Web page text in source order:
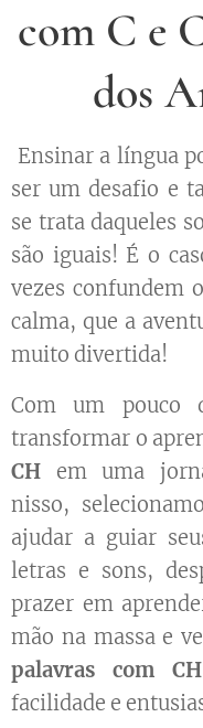
com C e
dos
Ensinar a língua
ser um desafio e
se trata daqueles
são iguais! É o
vezes confundem
calma, que a
muito divertida!
Com um pouco
transformar o
CH em uma
nisso,
ajudar a guiar
letras e sons,
prazer em
mão na massa e
palavras com CH
facilidade e